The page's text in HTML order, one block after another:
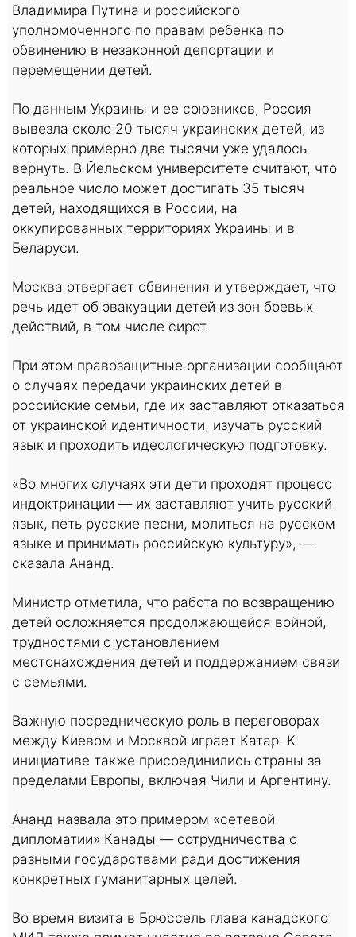
Владимира Путина и российского
уполномоченного по правам ребенка по
обвинению в незаконной депортации и
перемещении детей.
По данным Украины и ее союзников, Россия
вывезла около 20 тысяч украинских детей, из
которых примерно две тысячи уже удалось
вернуть. В Йельском университете считают, что
реальное число может достигать 35 тысяч
детей, находящихся в России, на
оккупированных территориях Украины и в
Беларуси.
Москва отвергает обвинения и утверждает, что
речь идет об эвакуации детей из зон боевых
действий, в том числе сирот.
При этом правозащитные организации сообщают
о случаях передачи украинских детей в
российские семьи, где их заставляют отказаться
от украинской идентичности, изучать русский
язык и проходить идеологическую подготовку.
«Во многих случаях эти дети проходят процесс
индоктринации — их заставляют учить русский
язык, петь русские песни, молиться на русском
языке и принимать российскую культуру», —
сказала Ананд.
Министр отметила, что работа по возвращению
детей осложняется продолжающейся войной,
трудностями с установлением
местонахождения детей и поддержанием связи
с семьями.
Важную посредническую роль в переговорах
между Киевом и Москвой играет Катар. К
инициативе также присоединились страны за
пределами Европы, включая Чили и Аргентину.
Ананд назвала это примером «сетевой
дипломатии» Канады — сотрудничества с
разными государствами ради достижения
конкретных гуманитарных целей.
Во время визита в Брюссель глава канадского